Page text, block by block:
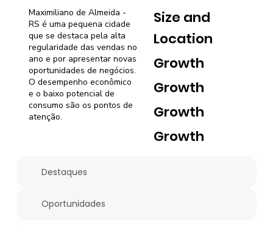
Maximiliano de Almeida -
RS é uma pequena cidade
que se destaca pela alta
regularidade das vendas no
ano e por apresentar novas
oportunidades de negócios.
O desempenho econômico
e o baixo potencial de
consumo são os pontos de
atenção.
Size and
Location
Growth
Growth
Growth
Growth
Destaques
Oportunidades